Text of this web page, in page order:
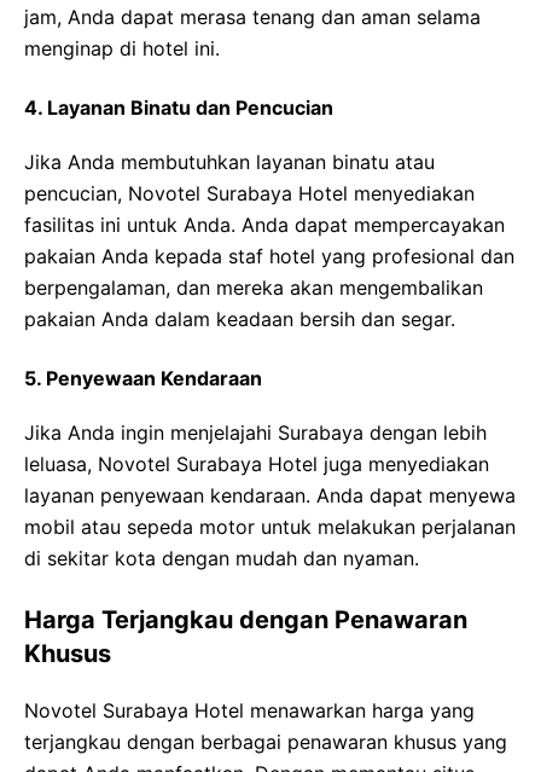
jam, Anda dapat merasa tenang dan aman selama
menginap di hotel ini.
4. Layanan Binatu dan Pencucian
Jika Anda membutuhkan layanan binatu atau
pencucian, Novotel Surabaya Hotel menyediakan
fasilitas ini untuk Anda. Anda dapat mempercayakan
pakaian Anda kepada staf hotel yang profesional dan
berpengalaman, dan mereka akan mengembalikan
pakaian Anda dalam keadaan bersih dan segar.
5. Penyewaan Kendaraan
Jika Anda ingin menjelajahi Surabaya dengan lebih
leluasa, Novotel Surabaya Hotel juga menyediakan
layanan penyewaan kendaraan. Anda dapat menyewa
mobil atau sepeda motor untuk melakukan perjalanan
di sekitar kota dengan mudah dan nyaman.
Harga Terjangkau dengan Penawaran
Khusus
Novotel Surabaya Hotel menawarkan harga yang
terjangkau dengan berbagai penawaran khusus yang